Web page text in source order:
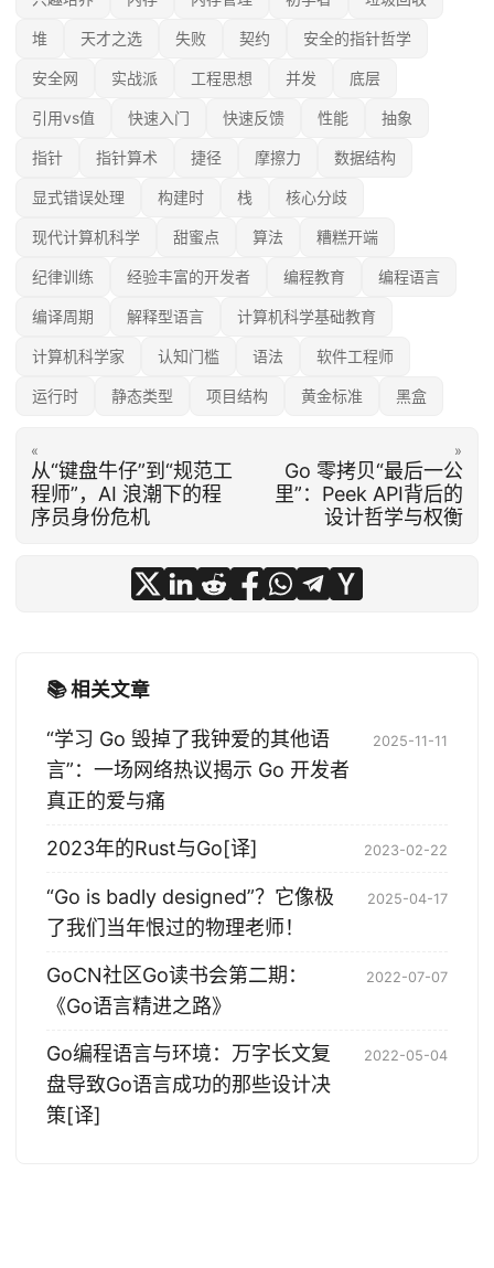
堆 天才之选 失败 契约 安全的指针哲学
安全网 实战派 工程思想 并发 底层
引用vs值 快速入门 快速反馈 性能 抽象
指针 指针算术 捷径 摩擦力 数据结构
显式错误处理 构建时 栈 核心分歧
现代计算机科学 甜蜜点 算法 糟糕开端
纪律训练 经验丰富的开发者 编程教育 编程语言
编译周期 解释型语言 计算机科学基础教育
计算机科学家 认知门槛 语法 软件工程师
运行时 静态类型 项目结构 黄金标准 黑盒
«
从“键盘牛仔”到“规范工
程师”，AI 浪潮下的程
序员身份危机
»
Go 零拷贝“最后一公
里”：Peek API背后的
设计哲学与权衡
📚 相关文章
“学习 Go 毁掉了我钟爱的其他语
言”：一场网络热议揭示 Go 开发者
真正的爱与痛
2025-11-11
2023年的Rust与Go[译] 2023-02-22
“Go is badly designed”？它像极
了我们当年恨过的物理老师！
2025-04-17
GoCN社区Go读书会第二期：
《Go语言精进之路》
2022-07-07
Go编程语言与环境：万字长文复
盘导致Go语言成功的那些设计决
策[译]
2022-05-04